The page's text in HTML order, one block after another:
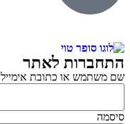
התחברות לאתר
שם משתמש או כתובת אימייל
סיסמה